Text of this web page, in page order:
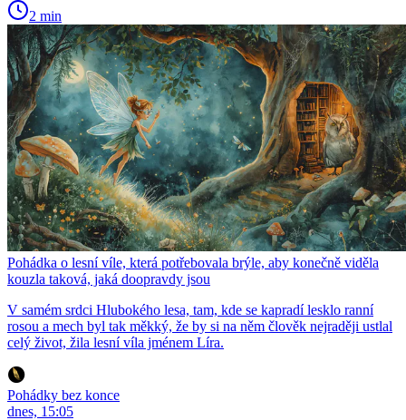
2 min
Pohádka o lesní víle, která potřebovala brýle, aby konečně viděla
kouzla taková, jaká doopravdy jsou
V samém srdci Hlubokého lesa, tam, kde se kapradí lesklo ranní
rosou a mech byl tak měkký, že by si na něm člověk nejraději ustlal
celý život, žila lesní víla jménem Líra.
Pohádky bez konce
dnes, 15:05